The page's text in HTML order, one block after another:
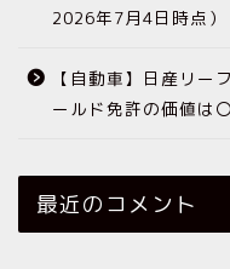
2026年7月4日時点）
【自動車】日産リー
ールド免許の価値は
最近のコメント